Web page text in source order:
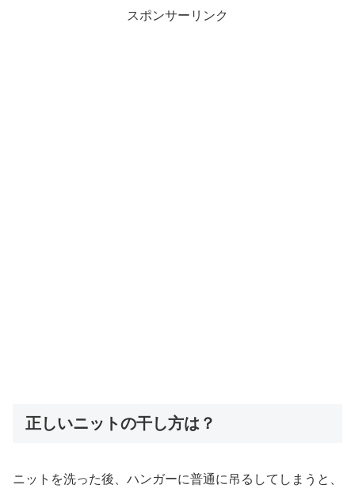
スポンサーリンク
正しいニットの干し方は？
ニットを洗った後、ハンガーに普通に吊るしてしまうと、